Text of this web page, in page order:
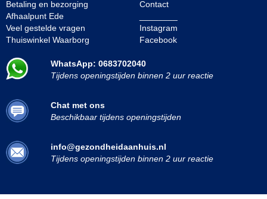
Betaling en bezorging
Afhaalpunt Ede
Veel gestelde vragen
Thuiswinkel Waarborg
Contact
Instagram
Facebook
WhatsApp: 0683702040
Tijdens openingstijden binnen 2 uur reactie
Chat met ons
Beschikbaar tijdens openingstijden
info@gezondheidaanhuis.nl
Tijdens openingstijden binnen 2 uur reactie